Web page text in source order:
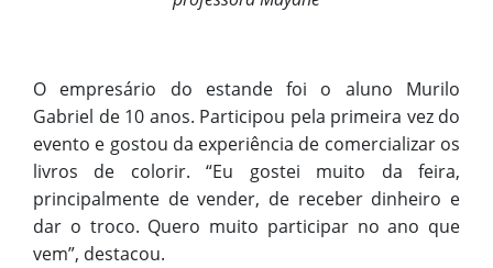
O empresário do estande foi o aluno Murilo
Gabriel de 10 anos. Participou pela primeira vez do
evento e gostou da experiência de comercializar os
livros de colorir. “Eu gostei muito da feira,
principalmente de vender, de receber dinheiro e
dar o troco. Quero muito participar no ano que
vem”, destacou.